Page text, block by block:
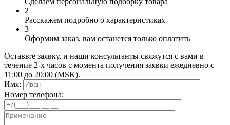
2
Расскажем подробно о характеристиках
3
Оформим заказ, вам останется только оплатить
Оставьте заявку, и наши консультанты свяжутся с вами в
течение 2-х часов с момента получения заявки ежедневно с
11:00 до 20:00 (MSK).
Имя:
Номер телефона: